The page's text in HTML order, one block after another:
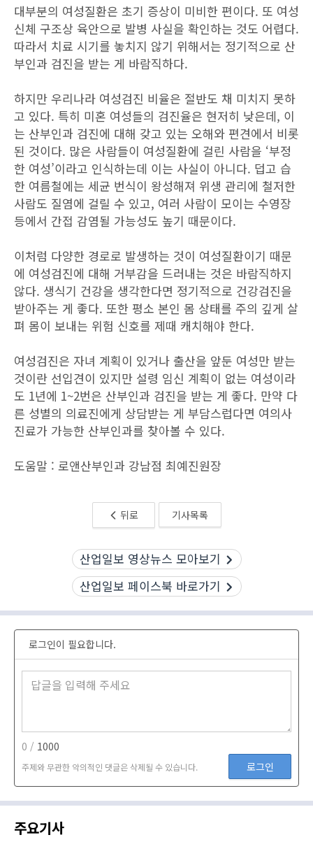
대부분의 여성질환은 초기 증상이 미비한 편이다. 또 여성
신체 구조상 육안으로 발병 사실을 확인하는 것도 어렵다.
따라서 치료 시기를 놓치지 않기 위해서는 정기적으로 산
부인과 검진을 받는 게 바람직하다.
하지만 우리나라 여성검진 비율은 절반도 채 미치지 못하
고 있다. 특히 미혼 여성들의 검진율은 현저히 낮은데, 이
는 산부인과 검진에 대해 갖고 있는 오해와 편견에서 비롯
된 것이다. 많은 사람들이 여성질환에 걸린 사람을 ‘부정
한 여성’이라고 인식하는데 이는 사실이 아니다. 덥고 습
한 여름철에는 세균 번식이 왕성해져 위생 관리에 철저한
사람도 질염에 걸릴 수 있고, 여러 사람이 모이는 수영장
등에서 간접 감염될 가능성도 높기 때문이다.
이처럼 다양한 경로로 발생하는 것이 여성질환이기 때문
에 여성검진에 대해 거부감을 드러내는 것은 바람직하지
않다. 생식기 건강을 생각한다면 정기적으로 건강검진을
받아주는 게 좋다. 또한 평소 본인 몸 상태를 주의 깊게 살
펴 몸이 보내는 위험 신호를 제때 캐치해야 한다.
여성검진은 자녀 계획이 있거나 출산을 앞둔 여성만 받는
것이란 선입견이 있지만 설령 임신 계획이 없는 여성이라
도 1년에 1~2번은 산부인과 검진을 받는 게 좋다. 만약 다
른 성별의 의료진에게 상담받는 게 부담스럽다면 여의사
진료가 가능한 산부인과를 찾아볼 수 있다.
도움말 : 로앤산부인과 강남점 최예진원장
뒤로 기사목록
산업일보 영상뉴스 모아보기
산업일보 페이스북 바로가기
로그인이 필요합니다.
0 / 1000
주제와 무관한 악의적인 댓글은 삭제될 수 있습니다. 로그인
주요기사